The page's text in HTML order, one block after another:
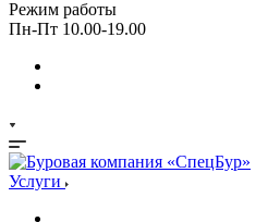
Режим работы
Пн-Пт 10.00-19.00
Услуги